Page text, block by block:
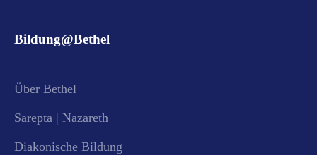
Bildung@Bethel
Über Bethel
Sarepta | Nazareth
Diakonische Bildung